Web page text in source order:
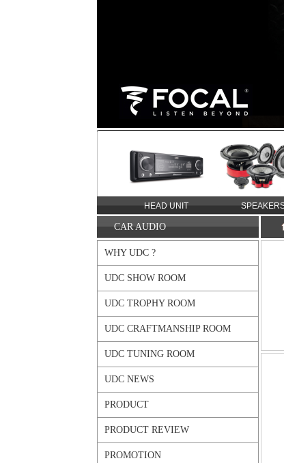
MULTIMEDIA STATION HEAD UNIT
CAR AUDIO
WHY UDC ?
UDC SHOW ROOM
UDC TROPHY ROOM
UDC CRAFTMANSHIP ROOM
UDC TUNING ROOM
UDC NEWS
PRODUCT
PRODUCT REVIEW
PROMOTION